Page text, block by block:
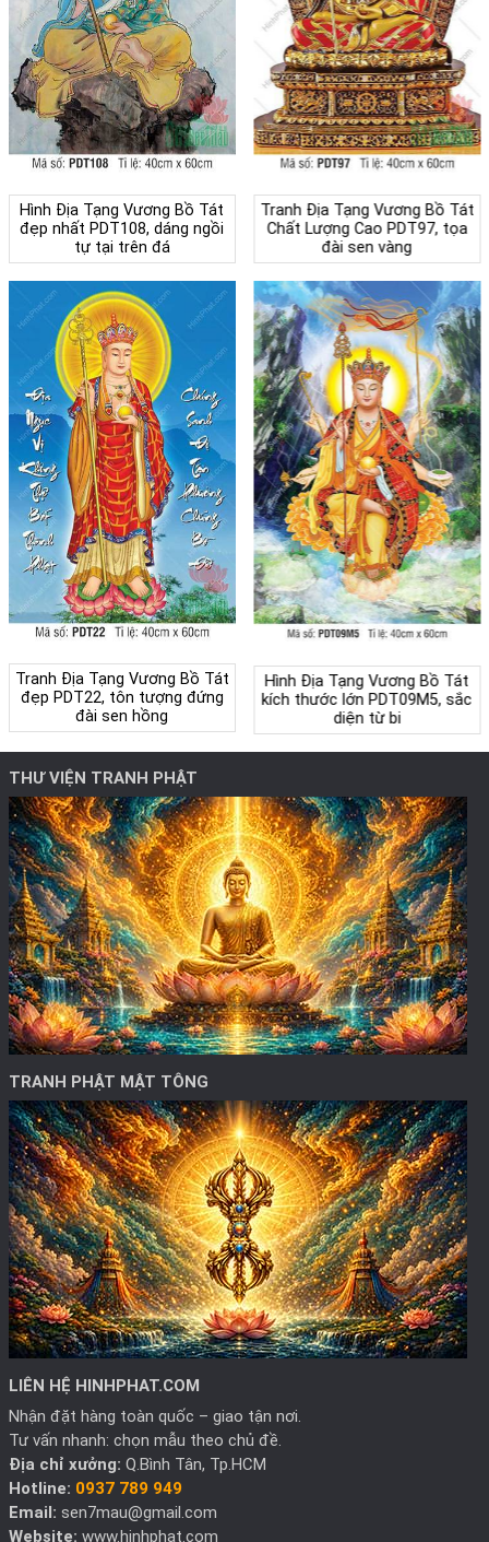
Hình Địa Tạng Vương Bồ Tát
đẹp nhất PDT108, dáng ngồi
tự tại trên đá
Tranh Địa Tạng Vương Bồ Tát
Chất Lượng Cao PDT97, tọa
đài sen vàng
Tranh Địa Tạng Vương Bồ Tát
đẹp PDT22, tôn tượng đứng
đài sen hồng
Hình Địa Tạng Vương Bồ Tát
kích thước lớn PDT09M5, sắc
diện từ bi
THƯ VIỆN TRANH PHẬT
TRANH PHẬT MẬT TÔNG
LIÊN HỆ HINHPHAT.COM
Nhận đặt hàng toàn quốc – giao tận nơi.
Tư vấn nhanh: chọn mẫu theo chủ đề.
Địa chỉ xưởng: Q.Bình Tân, Tp.HCM
Hotline: 0937 789 949
Email: sen7mau@gmail.com
Website: www.hinhphat.com